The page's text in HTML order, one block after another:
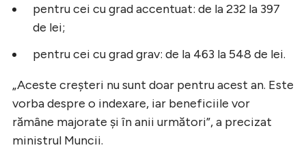
pentru cei cu grad accentuat: de la 232 la 397
de lei;
pentru cei cu grad grav: de la 463 la 548 de lei.
„Aceste creșteri nu sunt doar pentru acest an. Este
vorba despre o indexare, iar beneficiile vor
rămâne majorate și în anii următori”, a precizat
ministrul Muncii.